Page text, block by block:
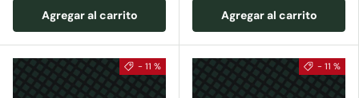
Agregar al carrito Agregar al carrito
- 11 % - 11 %